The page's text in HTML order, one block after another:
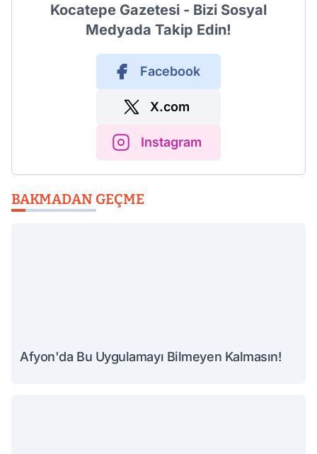
Kocatepe Gazetesi - Bizi Sosyal
Medyada Takip Edin!
Facebook
X.com
Instagram
BAKMADAN GEÇME
Afyon'da Bu Uygulamayı Bilmeyen Kalmasın!